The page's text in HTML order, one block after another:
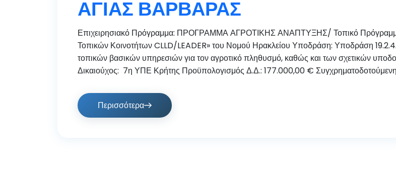
ΑΓΙΑΣ ΒΑΡΒΑΡΑΣ
Επιχειρησιακό Πρόγραμμα: ΠΡΟΓΡΑΜΜΑ ΑΓΡΟΤΙΚΗΣ ΑΝΑΠΤΥΞΗΣ/ Τοπικό Πρόγραμμα
Τοπικών Κοινοτήτων CLLD/LEADER» του Νομού Ηρακλείου Υποδράση: Υποδράση
τοπικών βασικών υπηρεσιών για τον αγροτικό πληθυσμό, καθώς και των σχετικών
Δικαιούχος: 7η ΥΠΕ Κρήτης Προϋπολογισμός Δ.Δ.: 177.000,00 €
Περισσότερα